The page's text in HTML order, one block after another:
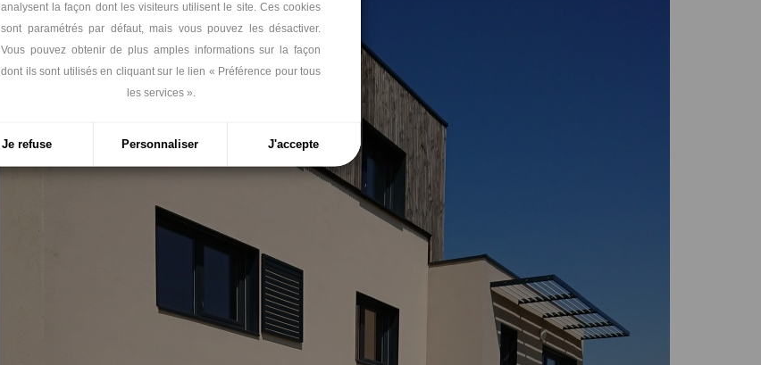
analysent la façon dont les visiteurs utilisent le site. Ces cookies
sont paramétrés par défaut, mais vous pouvez les désactiver.
Vous pouvez obtenir de plus amples informations sur la façon
dont ils sont utilisés en cliquant sur le lien « Préférence pour tous
les services ».
Je refuse Personnaliser J'accepte